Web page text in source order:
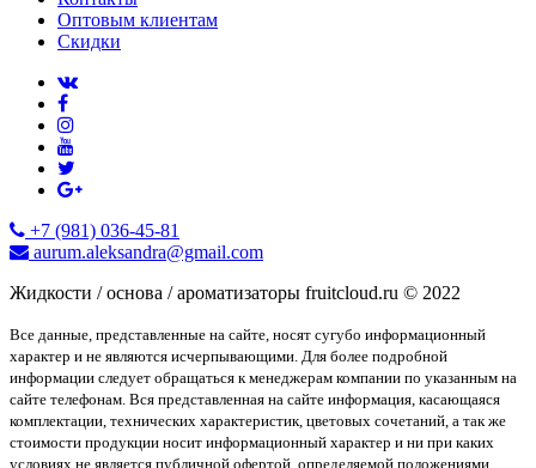
Оптовым клиентам
Скидки
+7 (981) 036-45-81
aurum.aleksandra@gmail.com
Жидкости / основа / ароматизаторы fruitcloud.ru © 2022
Все данные, представленные на сайте, носят сугубо информационный
характер и не являются исчерпывающими. Для более подробной
информации следует обращаться к менеджерам компании по указанным на
сайте телефонам. Вся представленная на сайте информация, касающаяся
комплектации, технических характеристик, цветовых сочетаний, а так же
стоимости продукции носит информационный характер и ни при каких
условиях не является публичной офертой, определяемой положениями